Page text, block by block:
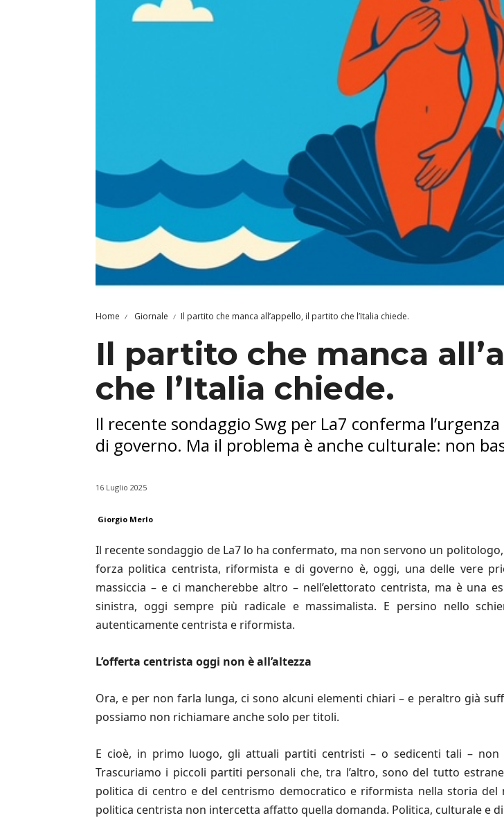
Home Giornale Il partito che manca all’appello, il partito che l’Italia chiede.
Il partito che manca
che l’Italia chiede.
Il recente sondaggio Swg per La7 conferma
di governo. Ma il problema è anche culturale: non
16 Luglio 2025
Giorgio Merlo
Il recente sondaggio de La7 lo ha confermato, ma non servono un
forza politica centrista, riformista e di governo è, oggi, una delle vere
massiccia – e ci mancherebbe altro – nell’elettorato centrista, ma è una
sinistra, oggi sempre più radicale e massimalista. E persino nello
autenticamente centrista e riformista.
L’offerta centrista oggi non è all’altezza
Ora, e per non farla lunga, ci sono alcuni elementi chiari – e peraltro già
possiamo non richiamare anche solo per titoli.
E cioè, in primo luogo, gli attuali partiti centristi – o sedicenti tali – non
Trascuriamo i piccoli partiti personali che, tra l’altro, sono del tutto
politica di centro e del centrismo democratico e riformista nella storia del
politica centrista non intercetta affatto quella domanda. Politica, culturale e